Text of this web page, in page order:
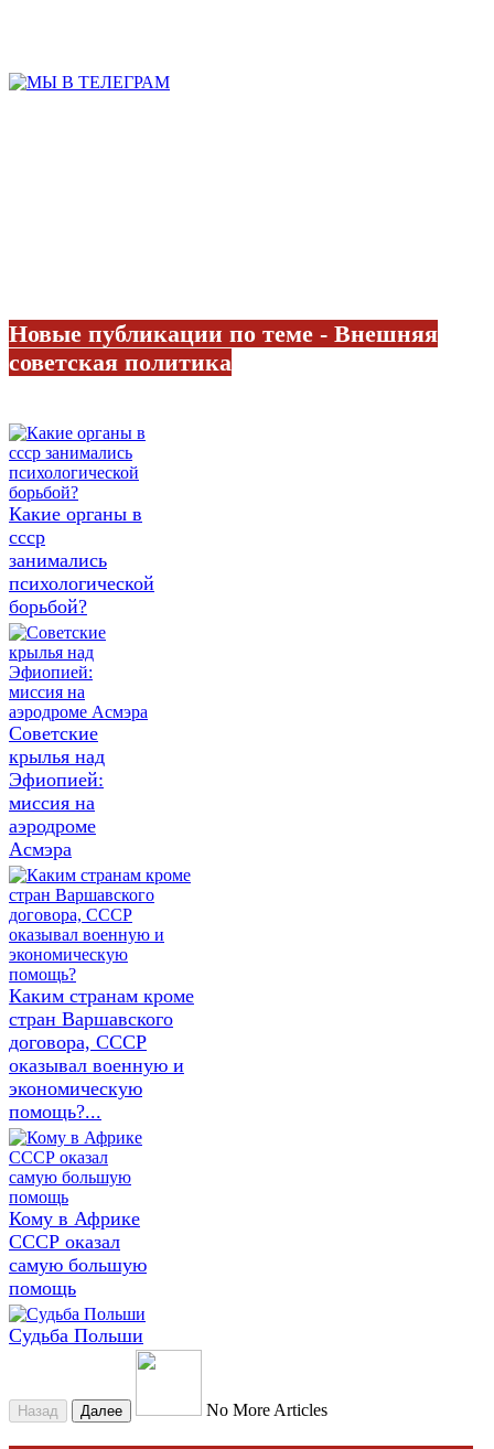
Новые публикации по теме - Внешняя
советская политика
Какие органы в
ссср
занимались
психологической
борьбой?
Советские
крылья над
Эфиопией:
миссия на
аэродроме
Асмэра
Каким странам кроме
стран Варшавского
договора, СССР
оказывал военную и
экономическую
помощь?...
Кому в Африке
СССР оказал
самую большую
помощь
Судьба Польши
Назад Далее No More Articles